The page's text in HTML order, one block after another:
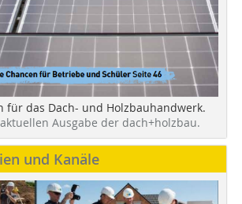
für das Dach- und Holzbauhandwerk.
Ausgabe der dach+holzbau.
und Kanäle